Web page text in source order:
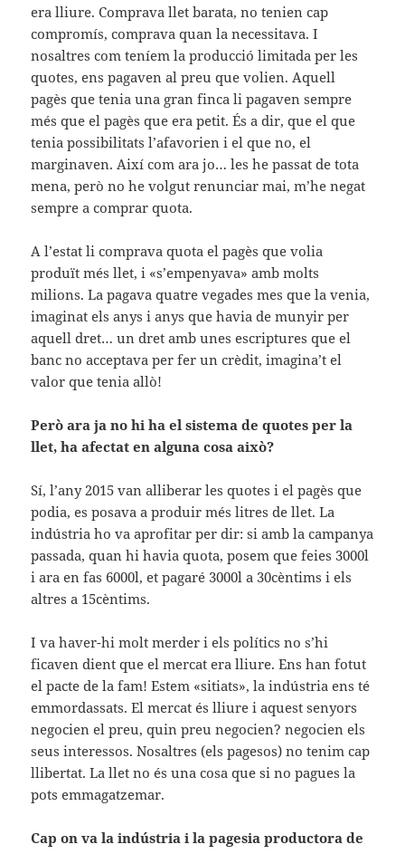
era lliure. Comprava llet barata, no tenien cap
compromís, comprava quan la necessitava. I
nosaltres com teníem la producció limitada per les
quotes, ens pagaven al preu que volien. Aquell
pagès que tenia una gran finca li pagaven sempre
més que el pagès que era petit. És a dir, que el que
tenia possibilitats l’afavorien i el que no, el
marginaven. Així com ara jo… les he passat de tota
mena, però no he volgut renunciar mai, m’he negat
sempre a comprar quota.
A l’estat li comprava quota el pagès que volia
produït més llet, i «s’empenyava» amb molts
milions. La pagava quatre vegades mes que la venia,
imaginat els anys i anys que havia de munyir per
aquell dret… un dret amb unes escriptures que el
banc no acceptava per fer un crèdit, imagina’t el
valor que tenia allò!
Peròara ja no hi ha el sistema de quotes per la
llet, haafectaten alguna cosa això?
Sí, l’any 2015 van alliberar les quotes i el pagès que
podia, es posava a produir més litres de llet. La
indústria ho va aprofitar per dir: si amb la campanya
passada, quan hi havia quota, posem que feies 3000l
i ara en fas 6000l, et pagaré 3000l a 30cèntims i els
altres a 15cèntims.
I va haver-hi molt merder i els polítics no s’hi
ficaven dient que el mercat era lliure. Ens han fotut
el pacte de la fam! Estem «sitiats», la indústria ens té
emmordassats. El mercat és lliure i aquest senyors
negocien el preu, quin preu negocien? negocien els
seus interessos. Nosaltres (els pagesos) no tenim cap
llibertat. La llet no és una cosa que si no pagues la
pots emmagatzemar.
Cap on va la indústria i la pagesia productora de